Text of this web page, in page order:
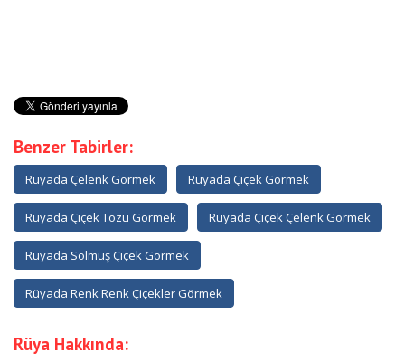
Benzer Tabirler:
Rüyada Çelenk Görmek Rüyada Çiçek Görmek
Rüyada Çiçek Tozu Görmek Rüyada Çiçek Çelenk Görmek
Rüyada Solmuş Çiçek Görmek
Rüyada Renk Renk Çiçekler Görmek
Rüya Hakkında: